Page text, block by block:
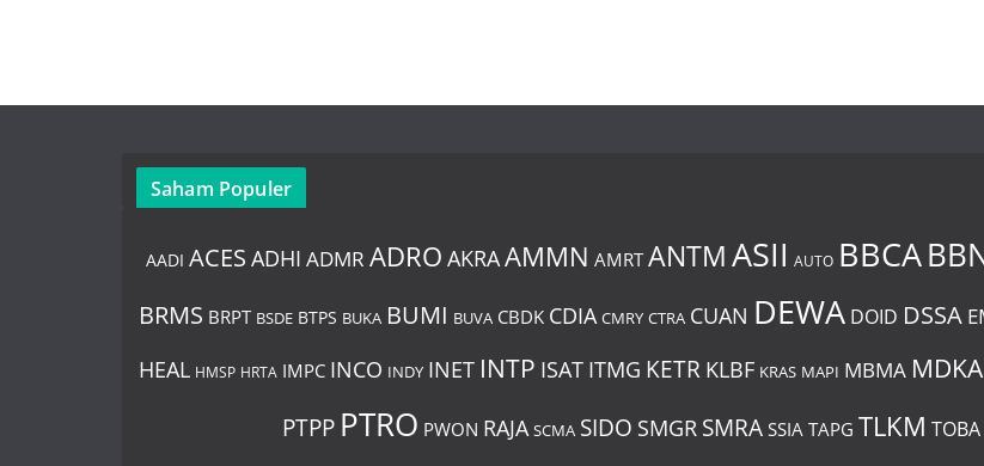
Saham Populer
AADI ACES ADHI ADMR ADRO AKRAAMMN AMRT ANTMASII AUTO BBCA
BRMS BRPT BSDE BTPS BUKA BUMI BUVA CBDK CDIA CMRY CTRA CUAN DEWA DOID DSSA
HEAL HMSP HRTA IMPC INCO INDY INET INTP ISAT ITMG KETR KLBF KRAS MAPI MBMA MDKA
PTPP PTRO PWON RAJA SCMA SIDO SMGR SMRA SSIA TAPG TLKM TOBA